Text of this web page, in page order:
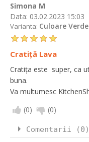
Simona M
Data: 03.02.2023 15:03
Varianta: Culoare Verde
Cratiță Lava
Cratița este super, ca
buna.
Va multumesc
(0) (0)
Comentarii (0)